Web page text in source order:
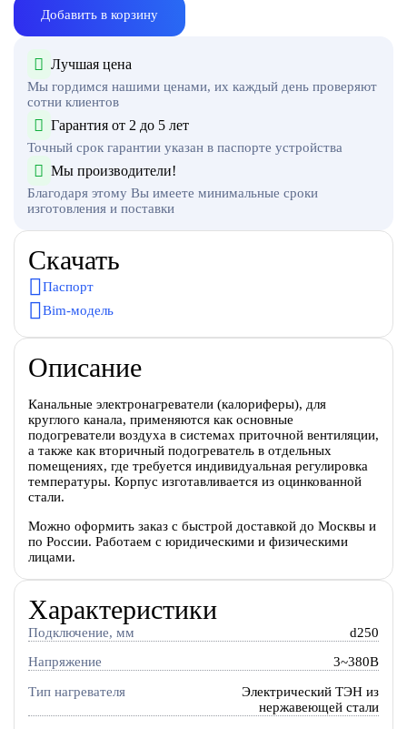
Добавить в корзину
Лучшая цена
Мы гордимся нашими ценами, их каждый день проверяют
сотни клиентов
Гарантия от 2 до 5 лет
Точный срок гарантии указан в паспорте устройства
Мы производители!
Благодаря этому Вы имеете минимальные сроки
изготовления и поставки
Скачать
Паспорт
Bim-модель
Описание
Канальные электронагреватели (калориферы), для
круглого канала, применяются как основные
подогреватели воздуха в системах приточной вентиляции,
а также как вторичный подогреватель в отдельных
помещениях, где требуется индивидуальная регулировка
температуры. Корпус изготавливается из оцинкованной
стали.
Можно оформить заказ с быстрой доставкой до Москвы и
по России. Работаем с юридическими и физическими
лицами.
Характеристики
Подключение, мм d250
Напряжение 3~380В
Тип нагревателя
Электрический ТЭН из
нержавеющей стали